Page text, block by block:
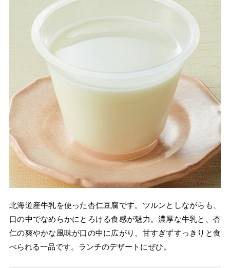
北海道産牛乳を使った杏仁豆腐です。ツルンとしながらも、
口の中でなめらかにとろける食感が魅力。濃厚な牛乳と、杏
仁の爽やかな風味が口の中に広がり、甘すぎずすっきりと食
べられる一品です。ランチのデザートにぜひ。